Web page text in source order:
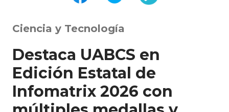
Ciencia y Tecnología
Destaca UABCS en
Edición Estatal de
Infomatrix 2026 con